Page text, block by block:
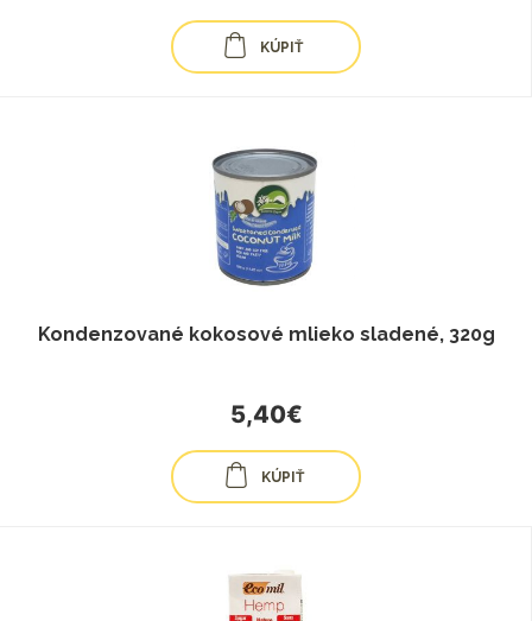
KÚPIŤ
Kondenzované kokosové mlieko sladené, 320g
5,40€
KÚPIŤ